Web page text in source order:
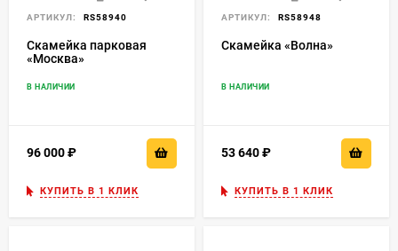
АРТИКУЛ: RS58940
Скамейка парковая
«Москва»
В НАЛИЧИИ
96 000
КУПИТЬ В 1 КЛИК
АРТИКУЛ: RS58948
Скамейка «Волна»
В НАЛИЧИИ
53 640
КУПИТЬ В 1 КЛИК